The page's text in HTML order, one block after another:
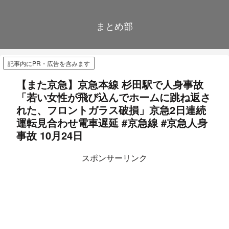
まとめ部
記事内にPR・広告を含みます
【また京急】京急本線 杉田駅で人身事故
「若い女性が飛び込んでホームに跳ね返さ
れた、フロントガラス破損」京急2日連続
運転見合わせ電車遅延 #京急線 #京急人身
事故 10月24日
スポンサーリンク